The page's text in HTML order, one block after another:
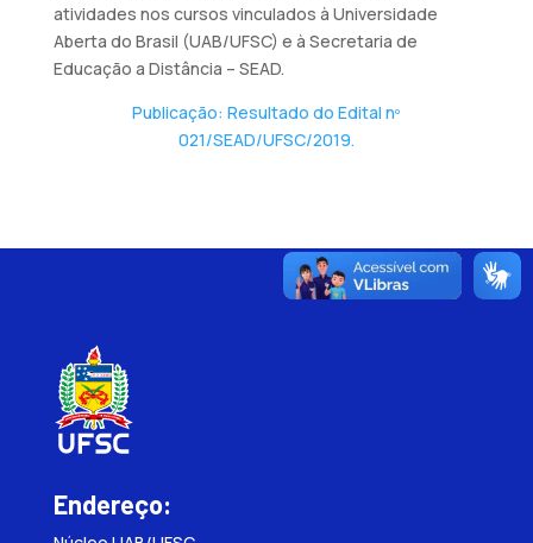
atividades nos cursos vinculados à Universidade
Aberta do Brasil (UAB/UFSC) e à Secretaria de
Educação a Distância – SEAD.
Publicação: Resultado do Edital nº
021/SEAD/UFSC/2019.
Endereço: